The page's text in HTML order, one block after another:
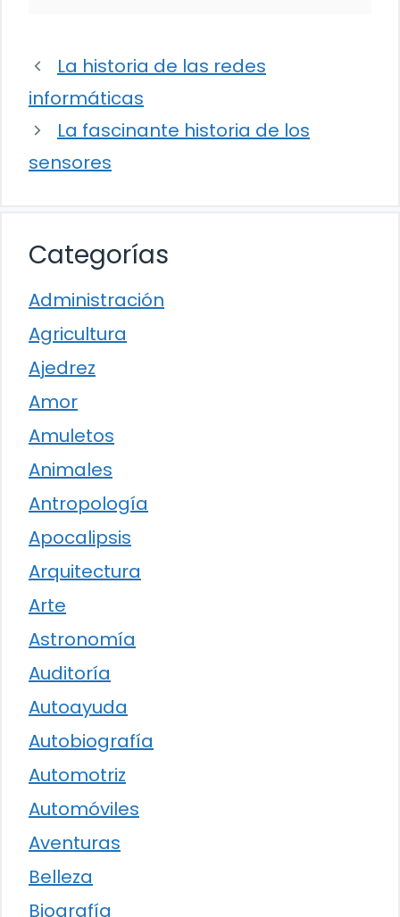
La historia de las redes
informáticas
La fascinante historia de los
sensores
Categorías
Administración
Agricultura
Ajedrez
Amor
Amuletos
Animales
Antropología
Apocalipsis
Arquitectura
Arte
Astronomía
Auditoría
Autoayuda
Autobiografía
Automotriz
Automóviles
Aventuras
Belleza
Biografía